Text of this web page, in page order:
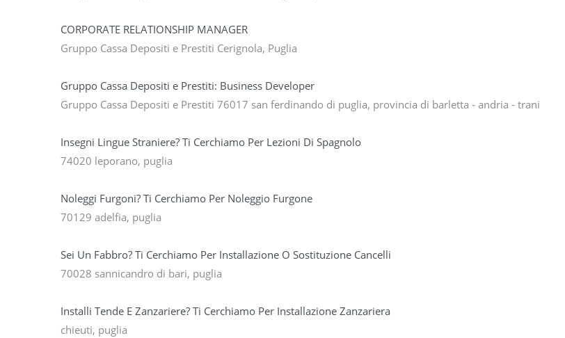
CORPORATE RELATIONSHIP MANAGER
Gruppo Cassa Depositi e Prestiti Cerignola, Puglia
Gruppo Cassa Depositi e Prestiti: Business Developer
Gruppo Cassa Depositi e Prestiti 76017 san ferdinando di puglia, provincia di barletta - andria - trani
Insegni Lingue Straniere? Ti Cerchiamo Per Lezioni Di Spagnolo
74020 leporano, puglia
Noleggi Furgoni? Ti Cerchiamo Per Noleggio Furgone
70129 adelfia, puglia
Sei Un Fabbro? Ti Cerchiamo Per Installazione O Sostituzione Cancelli
70028 sannicandro di bari, puglia
Installi Tende E Zanzariere? Ti Cerchiamo Per Installazione Zanzariera
chieuti, puglia